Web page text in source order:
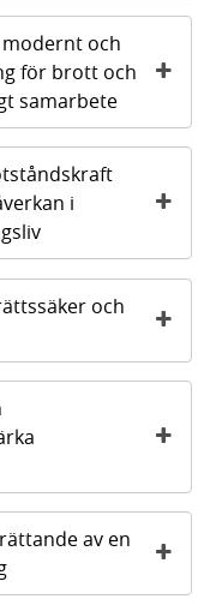
modernt och
för brott och
samarbete
i
och
av en